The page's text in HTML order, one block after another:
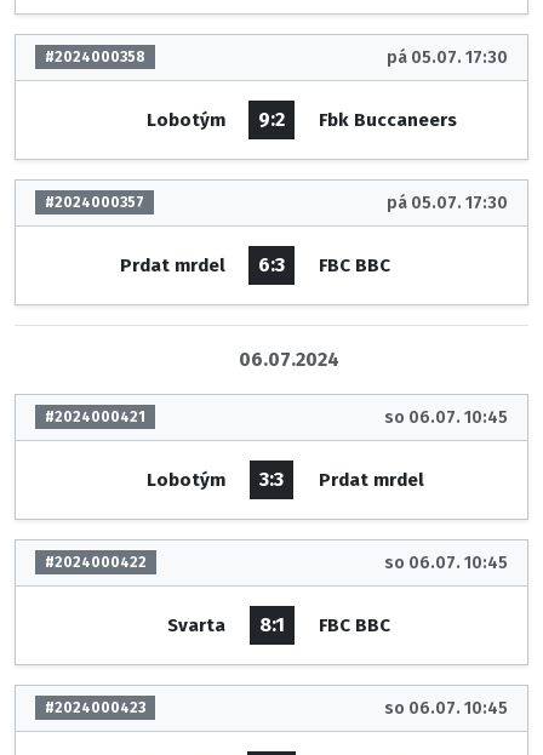
#2024000358 pá 05.07. 17:30
Lobotým 9:2 Fbk Buccaneers
#2024000357 pá 05.07. 17:30
Prdat mrdel 6:3 FBC BBC
06.07.2024
#2024000421 so 06.07. 10:45
Lobotým 3:3 Prdat mrdel
#2024000422 so 06.07. 10:45
Svarta 8:1 FBC BBC
#2024000423 so 06.07. 10:45